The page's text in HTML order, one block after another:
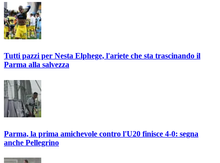
Tutti pazzi per Nesta Elphege, l'ariete che sta trascinando il
Parma alla salvezza
Parma, la prima amichevole contro l'U20 finisce 4-0: segna
anche Pellegrino